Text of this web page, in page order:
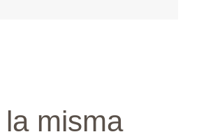
la misma